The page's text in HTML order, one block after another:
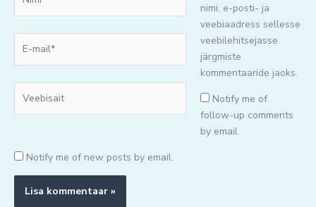
mail*
nimi, e-posti- ja
veebiaadress sellesse
veebilehitsejasse
järgmiste
kommentaaride jaoks.
Notify me of
follow-up comments
by email.
Notify me of new posts by email.